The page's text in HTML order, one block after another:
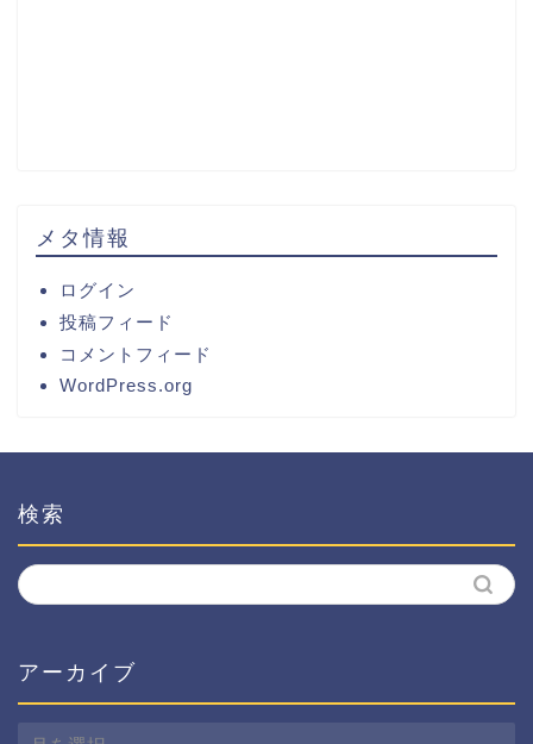
メタ情報
ログイン
投稿フィード
コメントフィード
WordPress.org
検索
アーカイブ